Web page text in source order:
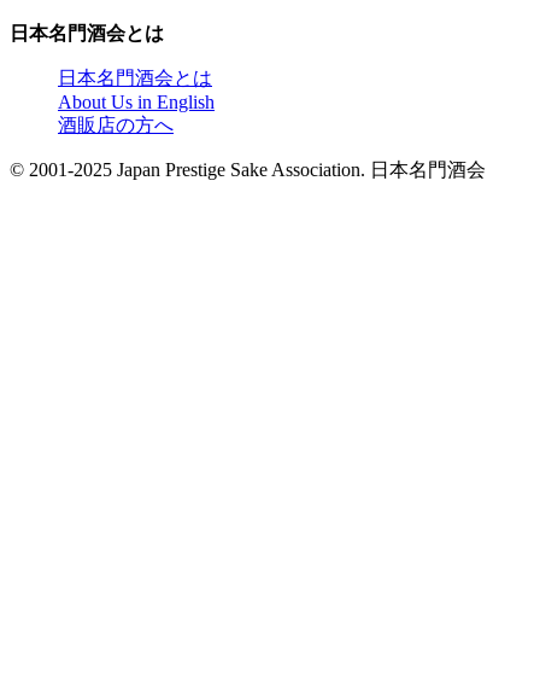
日本名門酒会とは
日本名門酒会とは
About Us in English
酒販店の方へ
© 2001-2025 Japan Prestige Sake Association. 日本名門酒会